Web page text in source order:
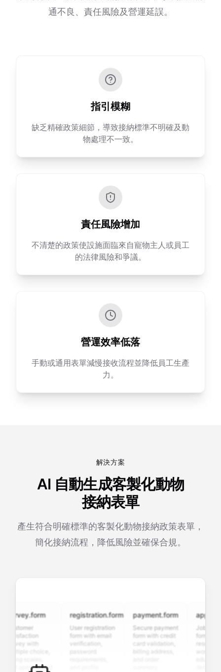
通不良、責任風險及營運延誤。
指引模糊
缺乏精確政策細節，導致接納標準不明確及動
物處理不一致。
責任風險增加
不清楚的政策使設施面臨來自寵物主人或員工
的法律風險和爭議。
營運效率低落
手動或通用表單減慢接收流程並降低員工生產
力。
解決方案
AI 自動生成客製化動物
接納表單
產生符合明確標準的客製化動物接納政策表單，
簡化接納流程，降低風險並確保合規。
with
open-ended
registration.form
User registration
form with email
verification,
payment.form
Secure payment
form with credit
card validation,
Job
form with
resume